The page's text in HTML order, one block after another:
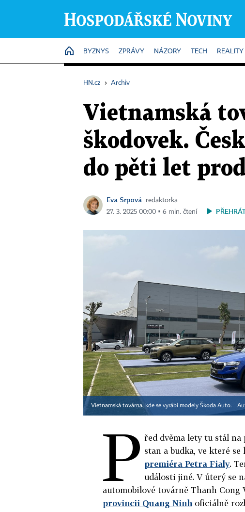
HOME
BYZNYS ZPRÁVY NÁZORY TECH REALITY
HN.cz › Archiv
Vietnamská
škodovek.
do pěti let
Eva Srpová
redaktorka
27. 3. 2025 00:00 ▪ 6 min. čtení
Vietnamská továrna, kde se vyrábí modely Škoda Auto.
P řed dvěma lety tu stál
stan a budka, ve které
premiéra Petra Fialy.
události jiné. V úterý se
automobilové továrně Thanh
provincii Quang Ninh oficiálně